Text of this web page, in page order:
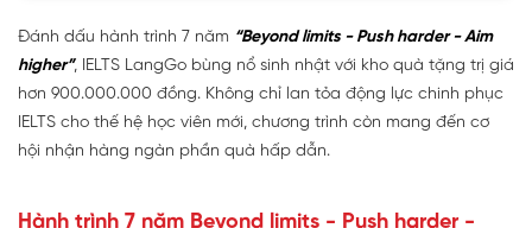
Đánh dấu hành trình 7 năm “Beyond limits - Push harder - Aim
higher”, IELTS LangGo bùng nổ sinh nhật với kho quà tặng trị giá
hơn 900.000.000 đồng. Không chỉ lan tỏa động lực chinh phục
IELTS cho thế hệ học viên mới, chương trình còn mang đến cơ
hội nhận hàng ngàn phần quà hấp dẫn.
Hành trình 7 năm Beyond limits - Push harder -